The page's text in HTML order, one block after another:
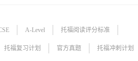
A-Level
托福阅读评分标准
培训 深圳雅思培训
广州雅思培训
托福复习计划 官方真题 托福冲刺计划